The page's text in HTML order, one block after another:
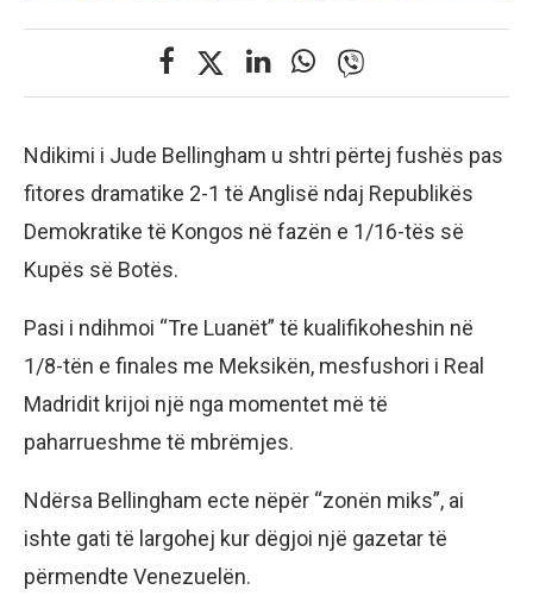
Ndikimi i Jude Bellingham u shtri përtej fushës pas
fitores dramatike 2-1 të Anglisë ndaj Republikës
Demokratike të Kongos në fazën e 1/16-tës së
Kupës së Botës.
Pasi i ndihmoi “Tre Luanët” të kualifikoheshin në
1/8-tën e finales me Meksikën, mesfushori i Real
Madridit krijoi një nga momentet më të
paharrueshme të mbrëmjes.
Ndërsa Bellingham ecte nëpër “zonën miks”, ai
ishte gati të largohej kur dëgjoi një gazetar të
përmendte Venezuelën.